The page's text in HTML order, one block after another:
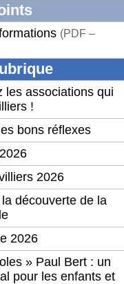
(PDF –
les associations qui
!
bons réflexes
2026
découverte de la
2026
» Paul Bert : un
pour les enfants et